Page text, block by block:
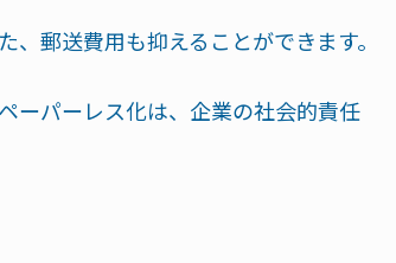
郵送費用も抑えることができます。
ーパーレス化は、企業の社会的責任